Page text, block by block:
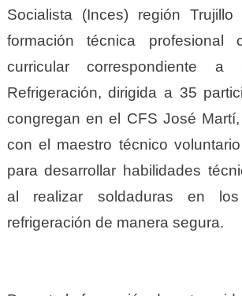
Socialista (Inces) región
formación técnica profesional
curricular correspondiente a
Refrigeración, dirigida a 35
congregan en el CFS José
con el maestro técnico
para desarrollar habilidades
al realizar soldaduras en
refrigeración de manera segura.